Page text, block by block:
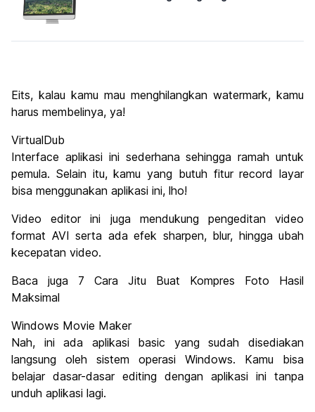
Eits, kalau kamu mau menghilangkan watermark, kamu
harus membelinya, ya!
VirtualDub
Interface aplikasi ini sederhana sehingga ramah untuk
pemula. Selain itu, kamu yang butuh fitur record layar
bisa menggunakan aplikasi ini, lho!
Video editor ini juga mendukung pengeditan video
format AVI serta ada efek sharpen, blur, hingga ubah
kecepatan video.
Baca juga 7 Cara Jitu Buat Kompres Foto Hasil
Maksimal
Windows Movie Maker
Nah, ini ada aplikasi basic yang sudah disediakan
langsung oleh sistem operasi Windows. Kamu bisa
belajar dasar-dasar editing dengan aplikasi ini tanpa
unduh aplikasi lagi.